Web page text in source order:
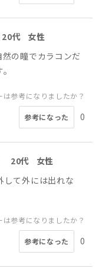
20代
女性
の瞳でカラコンだ
は参考になりましたか？
参考になった 0
20代
女性
して外には出れな
は参考になりましたか？
参考になった 0